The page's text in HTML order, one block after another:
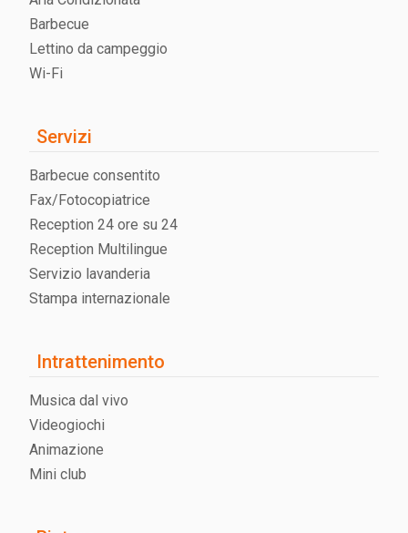
Barbecue
Lettino da campeggio
Wi-Fi
Servizi
Barbecue consentito
Fax/Fotocopiatrice
Reception 24 ore su 24
Reception Multilingue
Servizio lavanderia
Stampa internazionale
Intrattenimento
Musica dal vivo
Videogiochi
Animazione
Mini club